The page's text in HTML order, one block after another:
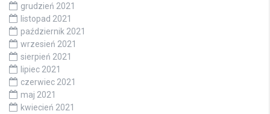
grudzień 2021
listopad 2021
październik 2021
wrzesień 2021
sierpień 2021
lipiec 2021
czerwiec 2021
maj 2021
kwiecień 2021